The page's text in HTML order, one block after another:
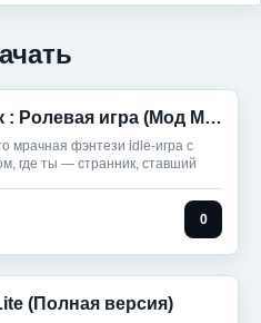
IDLE Берсерк : Ролевая игра (Мод Меню)
мрачная фэнтези idle-игра с
где ты — странник, ставший
0
(Полная версия)